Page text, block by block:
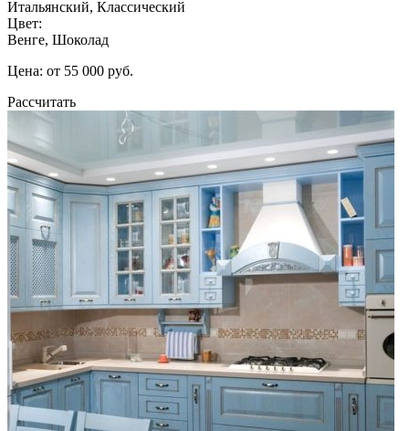
Итальянский, Классический
Цвет:
Венге, Шоколад
Цена: от 55 000 руб.
Рассчитать